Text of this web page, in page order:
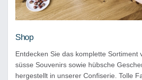
Shop
Entdecken Sie das komplette Sortiment
süsse Souvenirs sowie hübsche
hergestellt in unserer Confiserie. Tolle